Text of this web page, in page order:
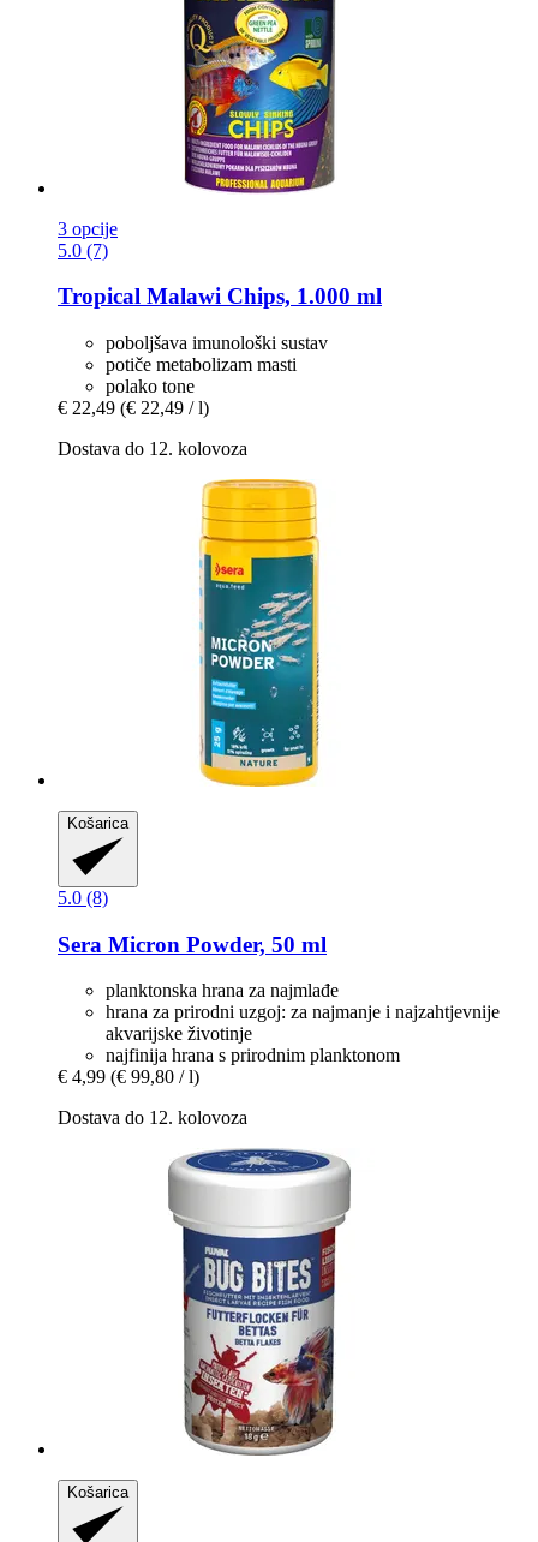
3 opcije
5.0 (7)
Tropical Malawi Chips, 1.000 ml
poboljšava imunološki sustav
potiče metabolizam masti
polako tone
€ 22,49 (€ 22,49 / l)
Dostava do 12. kolovoza
Košarica
5.0 (8)
Sera Micron Powder, 50 ml
planktonska hrana za najmlađe
hrana za prirodni uzgoj: za najmanje i najzahtjevnije
akvarijske životinje
najfinija hrana s prirodnim planktonom
€ 4,99 (€ 99,80 / l)
Dostava do 12. kolovoza
Košarica